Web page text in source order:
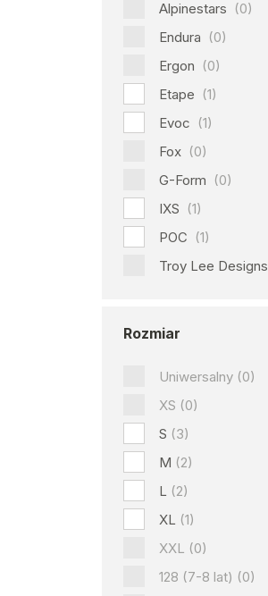
Alpinestars (0)
Endura (0)
Ergon (0)
Etape (1)
Evoc (1)
Fox (0)
G-Form (0)
IXS (1)
POC (1)
Troy Lee Designs
Rozmiar
Uniwersalny (0)
XS (0)
S (3)
M (2)
L (2)
XL (1)
XXL (0)
128 (7-8 lat) (0)